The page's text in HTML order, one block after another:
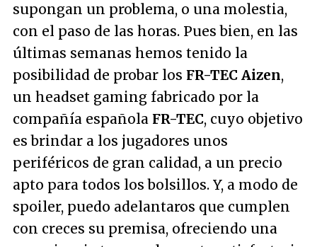
supongan un problema, o una molestia,
con el paso de las horas. Pues bien, en las
últimas semanas hemos tenido la
posibilidad de probar los FR-TEC Aizen,
un headset gaming fabricado por la
compañía española FR-TEC, cuyo objetivo
es brindar a los jugadores unos
periféricos de gran calidad, a un precio
apto para todos los bolsillos. Y, a modo de
spoiler, puedo adelantaros que cumplen
con creces su premisa, ofreciendo una